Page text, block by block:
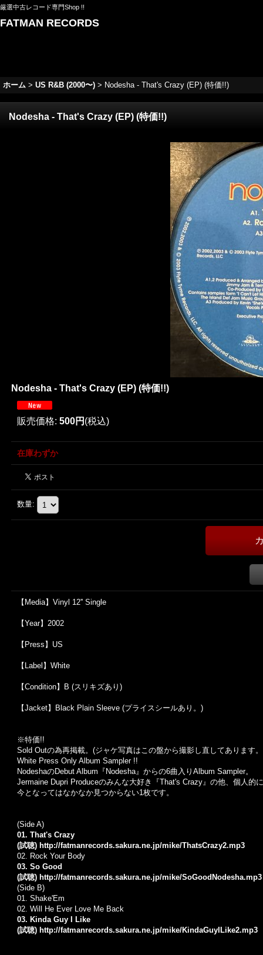
厳選中古レコード専門Shop !!
FATMAN RECORDS
ホーム > US R&B (2000〜) > Nodesha - That's Crazy (EP) (特価!!)
Nodesha - That's Crazy (EP) (特価!!)
Nodesha - That's Crazy (EP) (特価!!)
販売価格: 500円 (税込)
在庫わずか
数量:
【Media】Vinyl 12'' Single
【Year】2002
【Press】US
【Label】White
【Condition】B (スリキズあり)
【Jacket】Black Plain Sleeve (プライスシールあり。)
※特価!!
Sold Outの為再掲載。(ジャケ写真はこの盤から撮影し直してあります
White Press Only Album Sampler !!
NodeshaのDebut Album『Nodesha』からの6曲入りAlbum Sampler。
Jermaine Dupri Produceのみんな大好き『That's Crazy』の他、個人
今となってはなかなか見つからない1枚です。
(Side A)
01. That's Crazy
(試聴) http://fatmanrecords.sakura.ne.jp/mike/ThatsCrazy2.mp3
02. Rock Your Body
03. So Good
(試聴) http://fatmanrecords.sakura.ne.jp/mike/SoGoodNodesha.mp3
(Side B)
01. Shake'Em
02. Will He Ever Love Me Back
03. Kinda Guy I Like
(試聴) http://fatmanrecords.sakura.ne.jp/mike/KindaGuyILike2.mp3